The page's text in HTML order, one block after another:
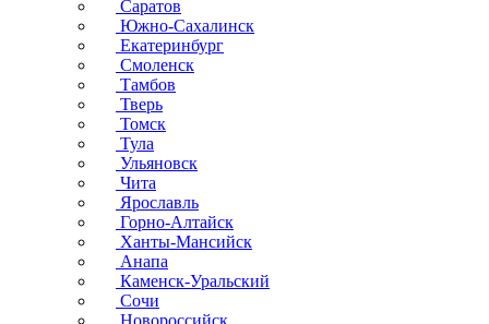
Саратов
Южно-Сахалинск
Екатеринбург
Смоленск
Тамбов
Тверь
Томск
Тула
Ульяновск
Чита
Ярославль
Горно-Алтайск
Ханты-Мансийск
Анапа
Каменск-Уральский
Сочи
Новороссийск